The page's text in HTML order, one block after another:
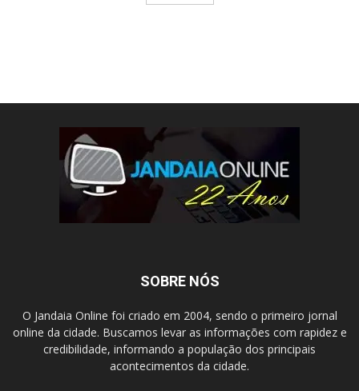
SOBRE NÓS
O Jandaia Online foi criado em 2004, sendo o primeiro jornal
online da cidade. Buscamos levar as informações com rapidez e
credibilidade, informando a população dos principais
acontecimentos da cidade.